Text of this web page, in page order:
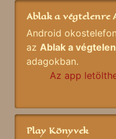
Ablak a
Android
az Ablak a
adagokban.
Az app
Play Könyvek